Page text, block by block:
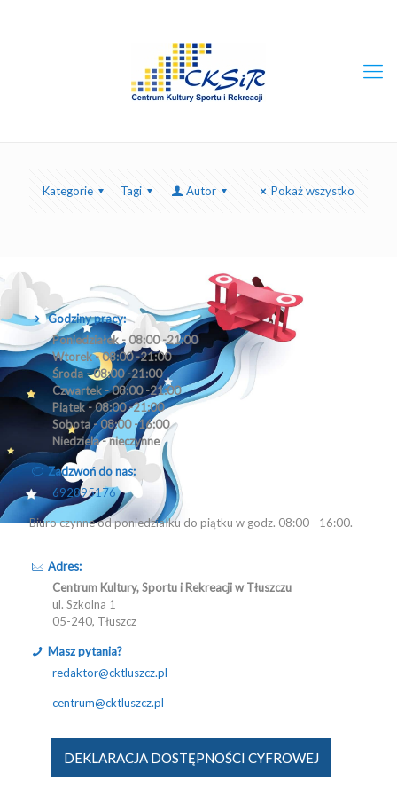
Kategorie Tagi Autor Pokaż wszystko
Godziny pracy:
Poniedziałek - 08:00 -21:00
Wtorek - 08:00 -21:00
Środa - 08:00 -21:00
Czwartek - 08:00 -21:00
Piątek - 08:00 -21:00
Sobota - 08:00 -16:00
Niedziela - nieczynne
Zadzwoń do nas:
692895176
Biuro czynne od poniedziałku do piątku w godz. 08:00 - 16:00.
Adres:
Centrum Kultury, Sportu i Rekreacji w Tłuszczu
ul. Szkolna 1
05-240, Tłuszcz
Masz pytania?
redaktor@cktluszcz.pl
centrum@cktluszcz.pl
DEKLARACJA DOSTĘPNOŚCI CYFROWEJ